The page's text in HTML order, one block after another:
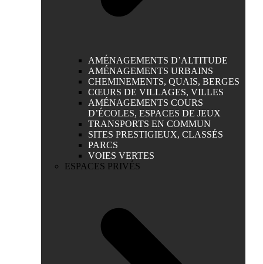
AMÉNAGEMENTS D’ALTITUDE
AMÉNAGEMENTS URBAINS
CHEMINEMENTS, QUAIS, BERGES
CŒURS DE VILLAGES, VILLES
AMÉNAGEMENTS COURS
D’ÉCOLES, ESPACES DE JEUX
TRANSPORTS EN COMMUN
SITES PRESTIGIEUX, CLASSÉS
PARCS
VOIES VERTES
ESPACES PRIVÉS